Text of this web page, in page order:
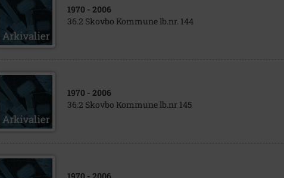
1970 - 2006
36.2 Skovbo Kommune lb.nr. 144
1970 - 2006
36.2 Skovbo Kommune lb.nr 145